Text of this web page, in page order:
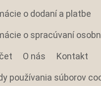
o dodaní a platbe
o spracúvaní
O nás Kontakt
používania súborov